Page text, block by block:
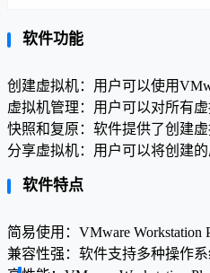
软件功能
创建虚拟机：用户可以使用
虚拟机管理：用户可以对所有
快照和复原：软件提供了创建
分享虚拟机：用户可以将创建
软件特点
简易使用：VMware
兼容性强：软件支持多种操作